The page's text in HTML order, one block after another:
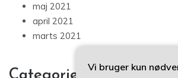
maj 2021
april 2021
marts 2021
Vi bruger kun